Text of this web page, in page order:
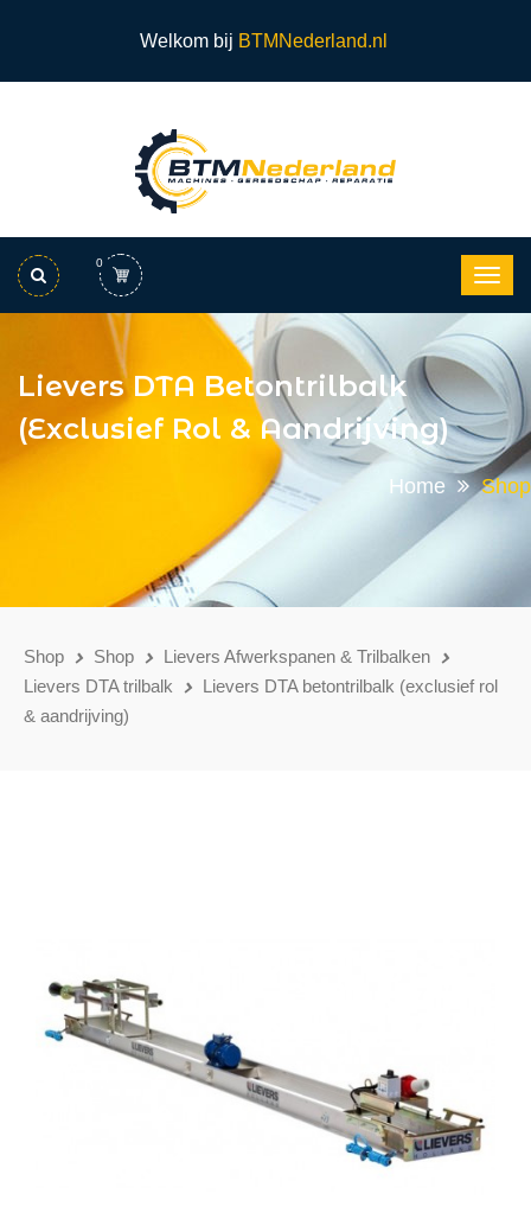
Welkom bij BTMNederland.nl
0
Lievers DTA Betontrilbalk
(exclusief Rol & Aandrijving)
Home Shop
Shop Shop
Lievers Afwerkspanen & Trilbalken
Lievers DTA trilbalk
Lievers DTA betontrilbalk (exclusief rol
& aandrijving)